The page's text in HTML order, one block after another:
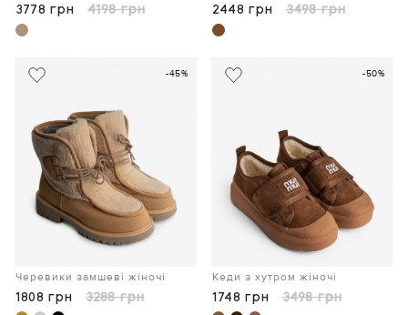
3778 грн 4198 грн 2448 грн 3498 грн
-45%
Черевики замшеві жіночі
1808 грн 3288 грн
-50%
Кеди з хутром жіночі
1748 грн 3498 грн